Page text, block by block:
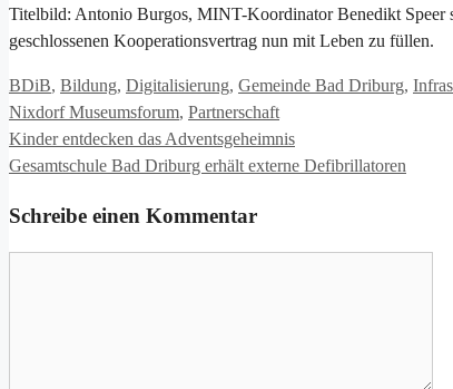
Titelbild: Antonio Burgos, MINT-Koordinator Benedikt Speer
geschlossenen Kooperationsvertrag nun mit Leben zu füllen.
Kategorien
BDiB, Bildung, Digitalisierung, Gemeinde Bad Driburg,
Nixdorf Museumsforum, Partnerschaft
Kinder entdecken das Adventsgeheimnis
Gesamtschule Bad Driburg erhält externe Defibrillatoren
Schreibe einen Kommentar